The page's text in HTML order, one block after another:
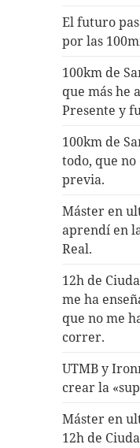
El futuro
por las
100km de
que más he
Presente y
100km de
todo, que no
previa.
Máster en
aprendí en
Real.
12h de
me ha
que no me
correr.
UTMB y
crear la
Máster en
12h de